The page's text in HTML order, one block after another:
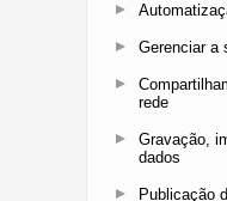
Gerenciar a
rede
Gravação,
dados
Publicação